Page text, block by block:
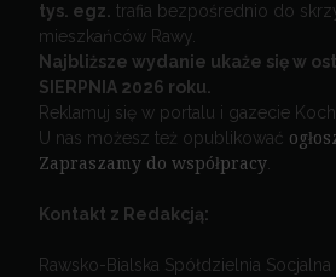
tys. egz. trafia bezpośrednio do
mieszkańców Rawy.
Najbliższe wydanie ukaże się w
SIERPNIA 2026 roku.
Reklamuj się w portalu i gazecie
U nas możesz też opublikować
Zapraszamy do współpracy.
Kontakt z Redakcją:
Rawsko-Bialska Spółdzielnia Socjalna